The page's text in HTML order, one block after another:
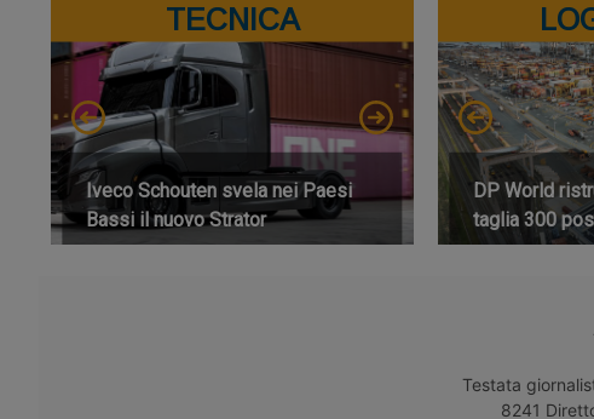
TECNICA
Iveco Schouten svela nei Paesi
Bassi il nuovo Strator
DP World
taglia 300
Testata
8241